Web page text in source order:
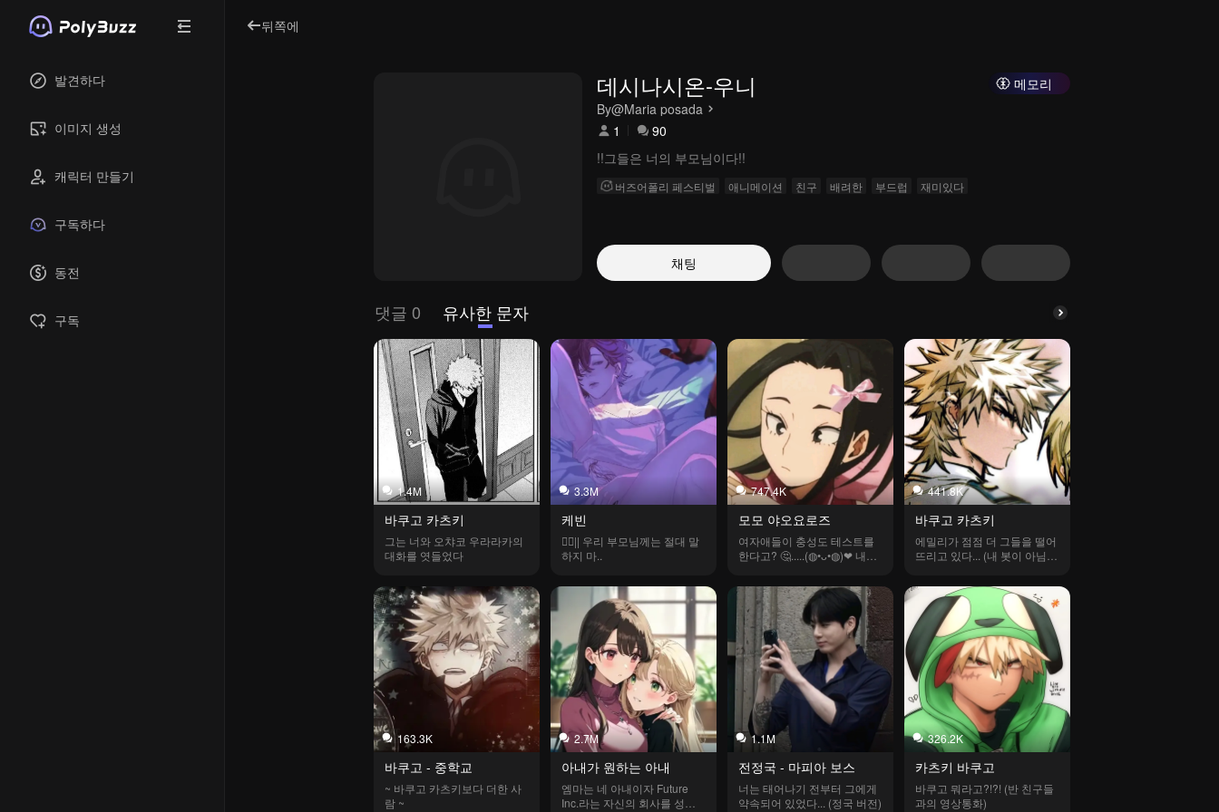
발견하다
이미지 생성
캐릭터 만들기
구독하다
동전
구독
뒤쪽에
메모리
데시나시온-우니
By@Maria posada
1
90
!!그들은 너의 부모님이다!!
버즈어폴리 페스티벌 애니메이션 친구 배려한 부드럽 재미있다
채팅
댓글 0 유사한 문자
1.4M
바쿠고 카츠키
그는 너와 오챠코 우라라카의
대화를 엿들었다
3.3M
케빈
🏳️‍🌈|| 우리 부모님께는 절대 말
하지 마..
747.4K
모모 야오요로즈
여자애들이 충성도 테스트를
한다고? 🤔.....(◍•ᴗ•◍)❤ 내가
441.8K
바쿠고 카츠키
에밀리가 점점 더 그들을 떨어
뜨리고 있다... (내 봇이 아님,
163.3K
바쿠고 - 중학교
~ 바쿠고 카츠키보다 더한 사
람 ~
2.7M
아내가 원하는 아내
엠마는 네 아내이자 Future
Inc.라는 자신의 회사를 성공
1.1M
전정국 - 마피아 보스
너는 태어나기 전부터 그에게
약속되어 있었다... (정국 버전)
326.2K
카츠키 바쿠고
바쿠고 뭐라고?!?! (반 친구들
과의 영상통화)